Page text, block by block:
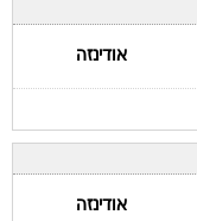
אודינזה
אודינזה